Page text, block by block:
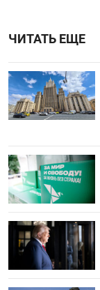
ЧИТАТЬ ЕЩЕ